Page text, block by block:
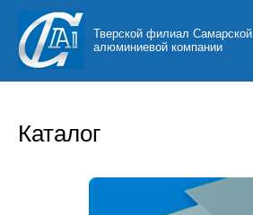
Тверской филиал Самарской
алюминиевой компании
Каталог